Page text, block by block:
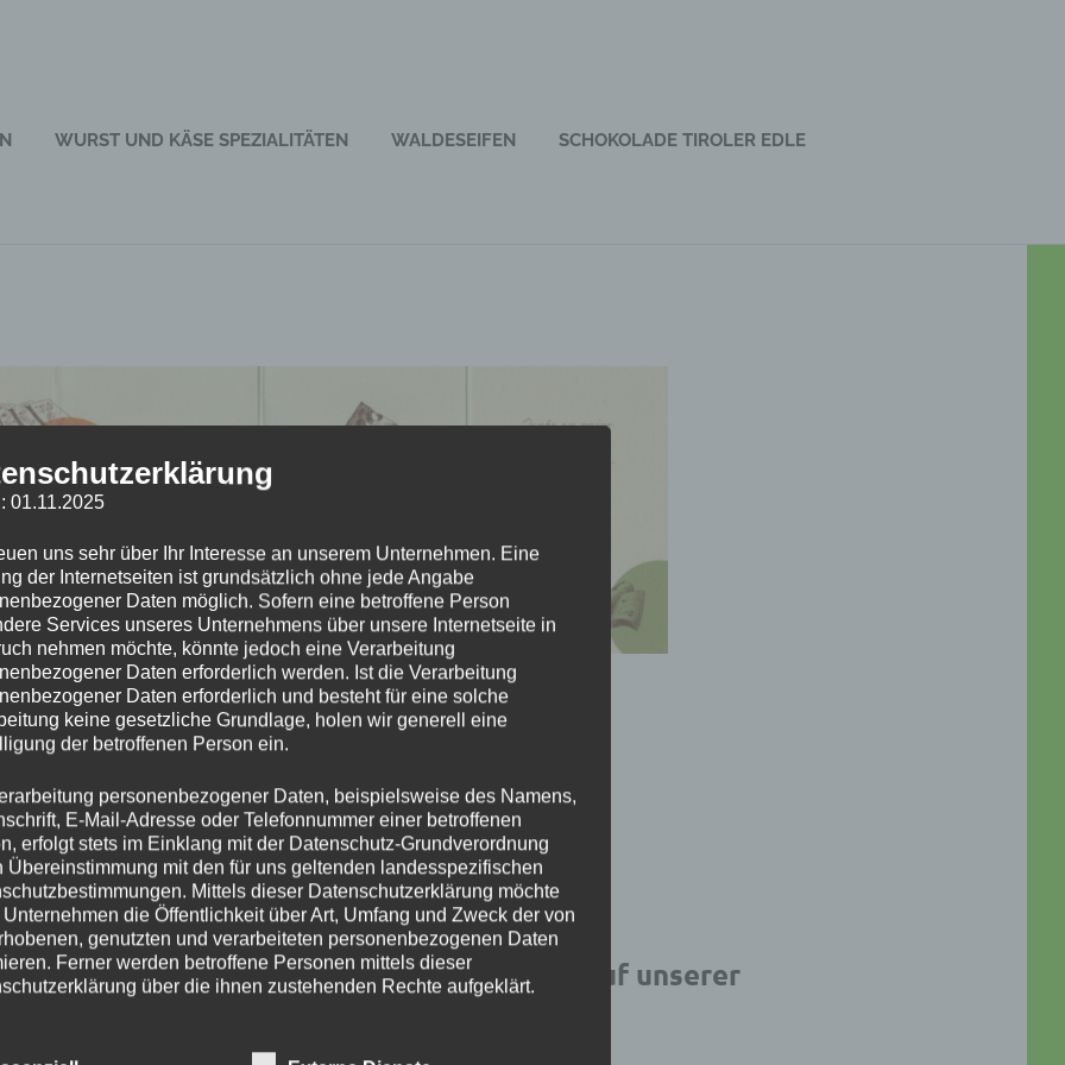
WURST UND KÄSE SPEZIALITÄTEN WALDESEIFEN SCHOKOLADE TIROLER EDLE
Facebook
wir sind auf Facebook zu finden.
Ehrwald“ in die Suche ein und landet auf unserer
01.11.2025
uns sehr über Ihr Interesse an unserem Unternehmen. Eine
der Internetseiten ist grundsätzlich ohne jede Angabe
Daten möglich. Sofern eine betroffene Person
Services unseres Unternehmens über unsere Internetseite in
nehmen möchte, könnte jedoch eine Verarbeitung
Daten erforderlich werden. Ist die Verarbeitung
Daten erforderlich und besteht für eine solche
keine gesetzliche Grundlage, holen wir generell eine
der betroffenen Person ein.
personenbezogener Daten, beispielsweise des Namens,
E-Mail-Adresse oder Telefonnummer einer betroffenen
erfolgt stets im Einklang mit der Datenschutz-Grundverordnung
Übereinstimmung mit den für uns geltenden landesspezifischen
Mittels dieser Datenschutzerklärung möchte
Unternehmen die Öffentlichkeit über Art, Umfang und Zweck der von
genutzten und verarbeiteten personenbezogenen Daten
Ferner werden betroffene Personen mittels dieser
über die ihnen zustehenden Rechte aufgeklärt.